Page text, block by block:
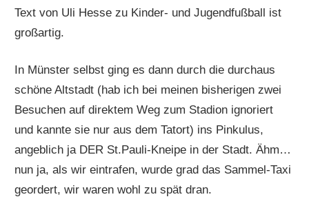
Text von Uli Hesse zu Kinder- und Jugendfußball ist
großartig.
In Münster selbst ging es dann durch die durchaus
schöne Altstadt (hab ich bei meinen bisherigen zwei
Besuchen auf direktem Weg zum Stadion ignoriert
und kannte sie nur aus dem Tatort) ins Pinkulus,
angeblich ja DER St.Pauli-Kneipe in der Stadt. Ähm…
nun ja, als wir eintrafen, wurde grad das Sammel-Taxi
geordert, wir waren wohl zu spät dran.